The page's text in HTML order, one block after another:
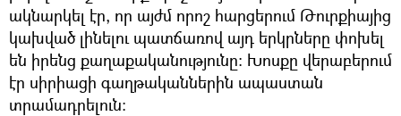
ակնարկել էր, որ այժմ որոշ հարցերում Թուրքիայից
կախված լինելու պատճառով այդ երկրները փոխել
են իրենց քաղաքականությունը: Խոսքը վերաբերում
էր սիրիացի գաղթականներին ապաստան
տրամադրելուն։